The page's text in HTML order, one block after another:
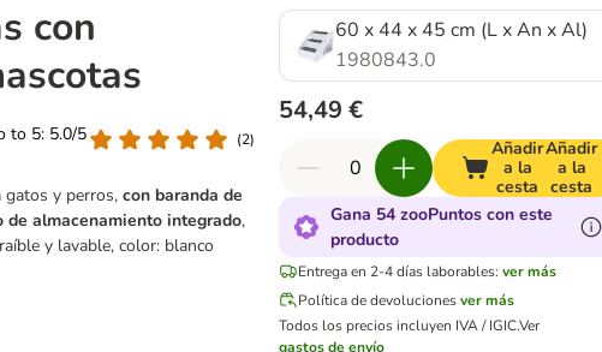
con
to 5: 5.0/5
(2)
gatos y perros,con baranda de
de almacenamiento integrado,
y lavable, color: blanco
60 x 44 x 45 cm (L x An x Al)
1980843.0
54,49 €
Añadir
a la
cesta
Añadir
a la
cesta
Gana 54 zooPuntos con este
producto
Entrega en 2-4 días laborables: ver más
Política de devolucionesver más
Todos los precios incluyen IVA / IGIC.Ver
gastos de envío